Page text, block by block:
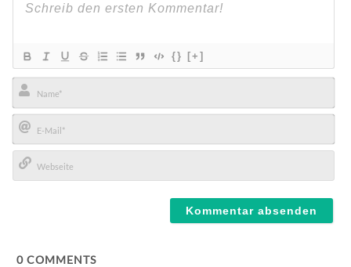
{} [+]
Name*
E-
Mail*
0 COMMENTS